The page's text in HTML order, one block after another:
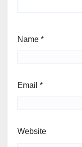
Name *
Email *
Website